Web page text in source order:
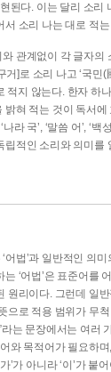
된다. 이는 달리 소리
서 소리 나는 대로 적
관계없이 각 글자의
거]로 소리 나고 ‘국민(
적지 않는다. 한자 하
밝혀 적는 것이 독서에
‘나라 국’, ‘말씀 어’, ‘
적인 소리와 의미를
법’과 일반적인 의미
‘어법’은 표준어를
원리이다. 그런데 일반
으로 적용 범위가 무
라는 문장에서는 여러
와 목적어가 필요하
’가 아니라 ‘이’가 붙